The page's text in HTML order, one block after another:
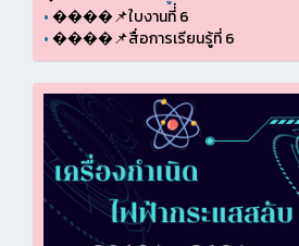
•����📌ใบงานที่่ 6
•����📌สื่อการเรียนรู้ที่ 6